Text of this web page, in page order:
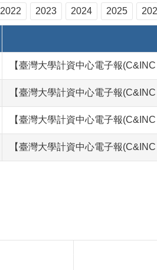
2022 2023 2024 2025
【臺灣大學計資中心電子報
【臺灣大學計資中心電子報
【臺灣大學計資中心電子報
【臺灣大學計資中心電子報